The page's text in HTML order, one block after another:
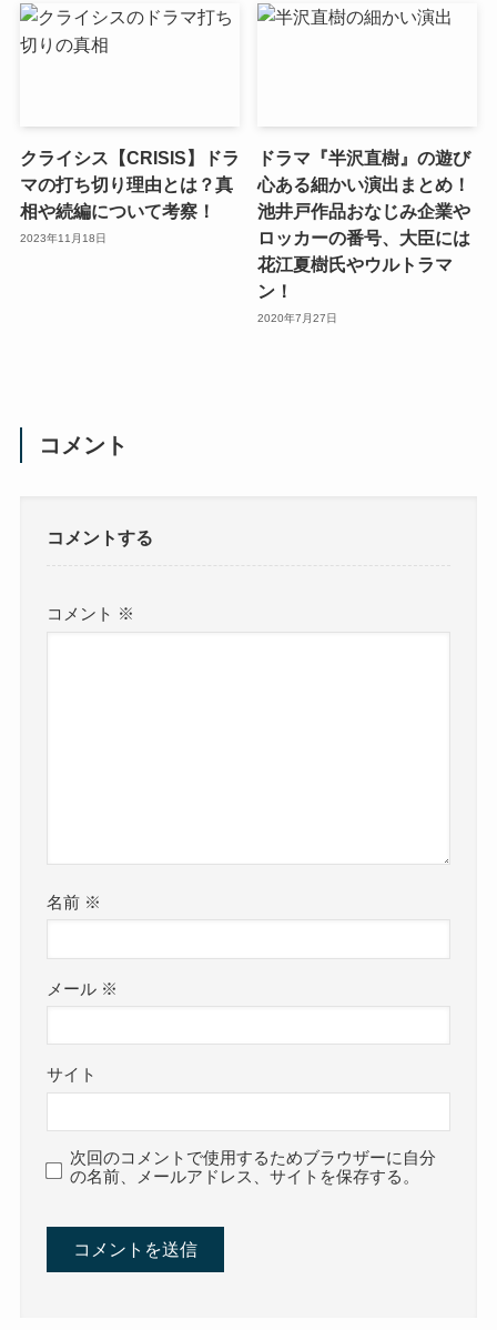
クライシス【CRISIS】ドラ
マの打ち切り理由とは？真
相や続編について考察！
2023年11月18日
ドラマ『半沢直樹』の遊び
心ある細かい演出まとめ！
池井戸作品おなじみ企業や
ロッカーの番号、大臣には
花江夏樹氏やウルトラマ
ン！
2020年7月27日
コメント
コメントする
コメント ※
名前 ※
メール ※
サイト
次回のコメントで使用するためブラウザーに自分
の名前、メールアドレス、サイトを保存する。